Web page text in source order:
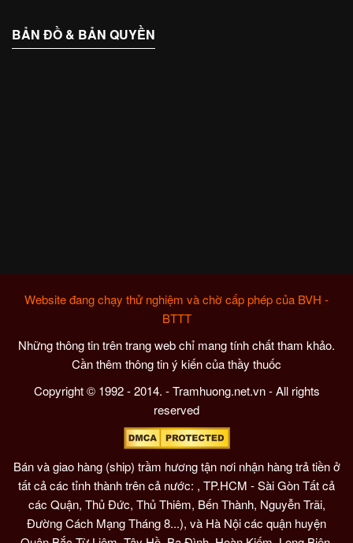
BẢN ĐỒ & BẢN QUYỀN
Website đang chạy thử nghiệm và chờ cấp phép của BVH -
BTTT
Những thông tin trên trang web chỉ mang tính chất tham khảo.
Cần thêm thông tin ý kiến của thầy thuốc
Copyright © 1992 - 2014. - Tramhuong.net.vn - All rights
reserved
Bán và giao hàng (ship) trầm hương tận nơi nhận hàng trả tiền ở
tất cả các tỉnh thành trên cả nước: , TP.HCM - Sài Gòn Tất cả
các Quận, Thủ Đức, Thủ Thiêm, Bến Thành, Nguyễn Trãi,
Đường Cách Mạng Tháng 8...), và Hà Nội các quận huyện